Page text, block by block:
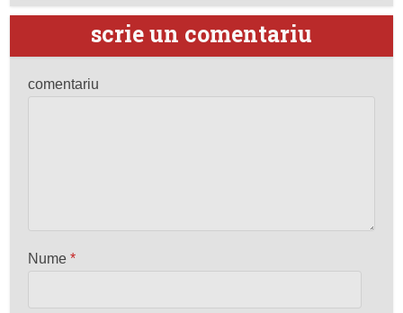
scrie un comentariu
comentariu
Nume*